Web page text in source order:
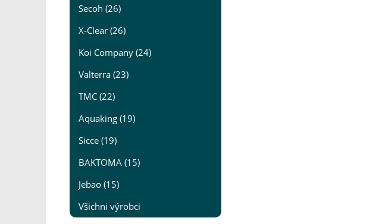
Secoh (26)
X-Clear (26)
Koi Company (24)
Valterra (23)
TMC (22)
Aquaking (19)
Sicce (19)
BAKTOMA (15)
Jebao (15)
Všichni výrobci